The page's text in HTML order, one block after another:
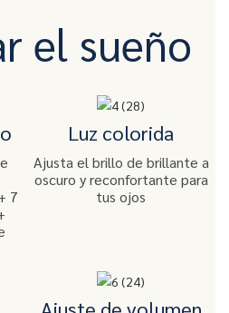
el sueño
7
Luz colorida
Ajusta el brillo de brillante a
oscuro y reconfortante para
tus ojos